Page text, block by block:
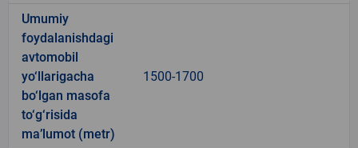
Umumiy
foydalanishdagi
avtomobil
yo‘llarigacha
bo‘lgan masofa
to‘g‘risida
ma’lumot (metr)
1500-1700